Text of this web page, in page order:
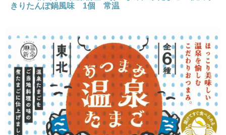
きりたんぽ鍋風味 1個 常温